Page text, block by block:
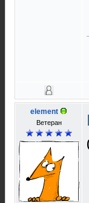
element
Ветеран